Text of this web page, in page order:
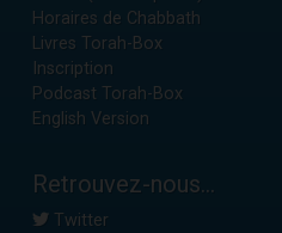
Horaires de Chabbath
Livres Torah-Box
Inscription
Podcast Torah-Box
English Version
Retrouvez-nous...
Twitter